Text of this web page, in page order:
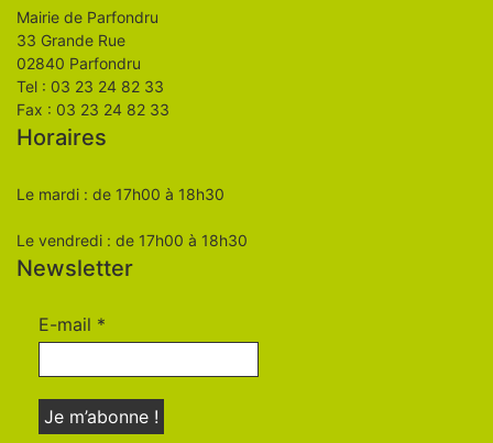
Mairie de Parfondru
33 Grande Rue
02840 Parfondru
Tel : 03 23 24 82 33
Fax : 03 23 24 82 33
Horaires
Le mardi : de 17h00 à 18h30
Le vendredi : de 17h00 à 18h30
Newsletter
E-mail *